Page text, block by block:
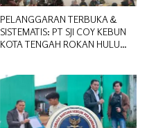
PELANGGARAN TERBUKA &
SISTEMATIS: PT SJI COY KEBUN
KOTA TENGAH ROKAN HULU